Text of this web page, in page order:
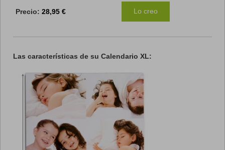
Precio: 28,95 € Lo creo
Las características de su Calendario XL: